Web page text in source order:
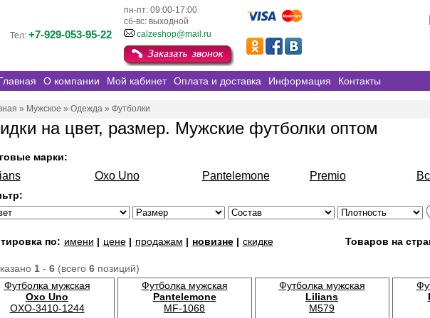
пн-пт: 09:00-17:00
сб-вс: выходной
Тел: +7-929-053-95-22 calzeshop@mail.ru
О компании Мой кабинет Оплата и доставка Информация Контакты
» Мужское » Одежда» Футболки
на цвет, размер. Мужские футболки оптом
марки:
Oxo Uno Pantelemone Premio
по: имени | цене| продажам | новизне| скидке Товаров на
1- 6(всего 6позиций)
Футболка мужская
Oxo Uno
OXO-3410-1244
Футболка мужская
Pantelemone
MF-1068
Футболка мужская
Lilians
M579